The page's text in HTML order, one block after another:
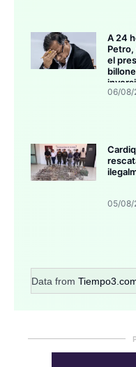
A 24
el
06/08/
05/08/
Data from